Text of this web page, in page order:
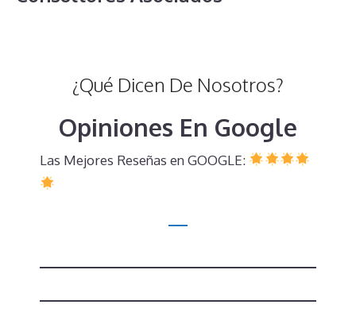
¿Qué Dicen De Nosotros?
Opiniones En Google
Las Mejores Reseñas en GOOGLE: